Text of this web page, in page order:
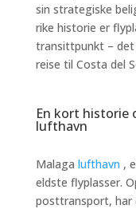
sin strategiske
rike historie er
transittpunkt –
reise til Costa del
En kort historie
lufthavn
Malaga lufthavn ,
eldste flyplasser.
posttransport, har